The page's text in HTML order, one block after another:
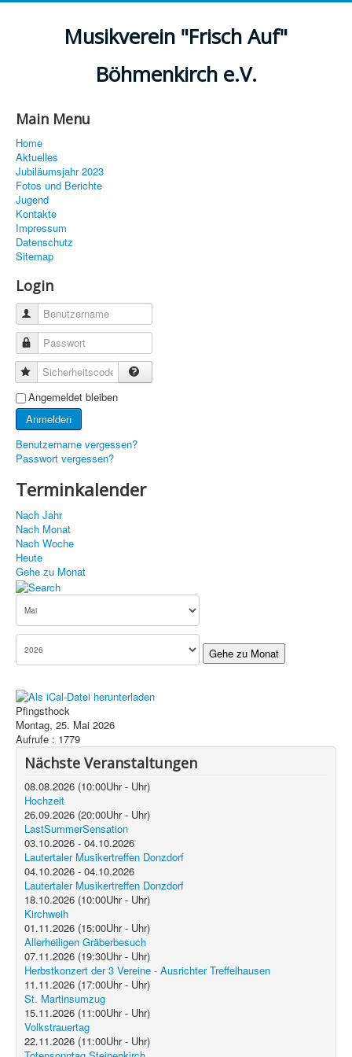
Musikverein "Frisch Auf"
Böhmenkirch e.V.
Main Menu
Home
Aktuelles
Jubiläumsjahr 2023
Fotos und Berichte
Jugend
Kontakte
Impressum
Datenschutz
Sitemap
Login
Benutzername
Passwort
Sicherheitscode
Angemeldet bleiben
Anmelden
Benutzername vergessen?
Passwort vergessen?
Terminkalender
Nach Jahr
Nach Monat
Nach Woche
Heute
Gehe zu Monat
Gehe zu Monat
Pfingsthock
Montag, 25. Mai 2026
Aufrufe : 1779
Nächste Veranstaltungen
08.08.2026 (10:00Uhr - Uhr)
Hochzeit
26.09.2026 (20:00Uhr - Uhr)
LastSummerSensation
03.10.2026 - 04.10.2026
Lautertaler Musikertreffen Donzdorf
04.10.2026 - 04.10.2026
Lautertaler Musikertreffen Donzdorf
18.10.2026 (10:00Uhr - Uhr)
Kirchweih
01.11.2026 (15:00Uhr - Uhr)
Allerheiligen Gräberbesuch
07.11.2026 (19:30Uhr - Uhr)
Herbstkonzert der 3 Vereine - Ausrichter Treffelhausen
11.11.2026 (17:00Uhr - Uhr)
St. Martinsumzug
15.11.2026 (11:00Uhr - Uhr)
Volkstrauertag
22.11.2026 (11:00Uhr - Uhr)